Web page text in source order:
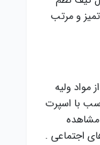
و مرتب
ولیه
با اسپرت
مشاهده
اجتماعی .